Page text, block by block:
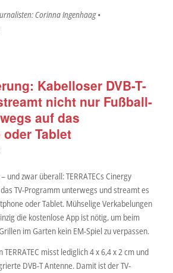
Corinna Ingenhaag •
Kabelloser DVB-T-
nicht nur Fußball-
auf das
Tablet
und zwar überall: TERRATECs Cinergy
TV-Programm unterwegs und streamt es
oder Tablet. Mühselige Verkabelungen
die kostenlose App ist nötig, um beim
im Garten kein EM-Spiel zu verpassen.
TERRATEC misst lediglich 4 x 6,4 x 2 cm und
DVB-T Antenne. Damit ist der TV-